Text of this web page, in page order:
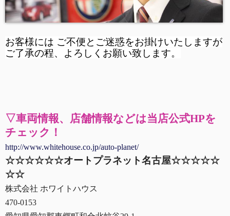
お客様には ご不便とご迷惑をお掛けいたしますが
ご了承の程、よろしくお願い致します。
▽車両情報、店舗情報などは当店公式HPを
チェック！
http://www.whitehouse.co.jp/auto-planet/
☆☆☆☆☆☆オートプラネット名古屋☆☆☆☆☆
☆☆
株式会社 ホワイトハウス
470-0153